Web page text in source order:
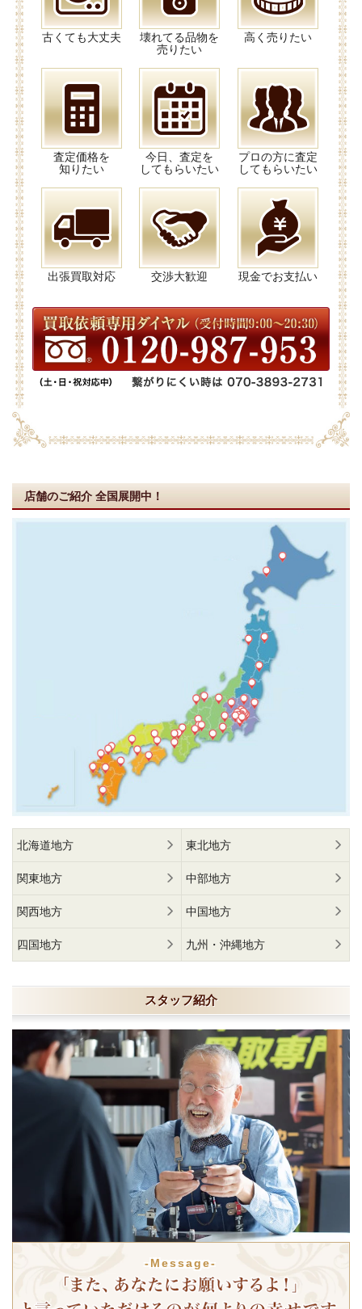
古くても大丈夫
壊れてる品物を
売りたい
高く売りたい
査定価格を
知りたい
今日、査定を
してもらいたい
プロの方に査定
してもらいたい
出張買取対応 交渉大歓迎 現金でお支払い
店舗のご紹介 全国展開中！
北海道地方 東北地方
関東地方 中部地方
関西地方 中国地方
四国地方 九州・沖縄地方
スタッフ紹介
-Message-